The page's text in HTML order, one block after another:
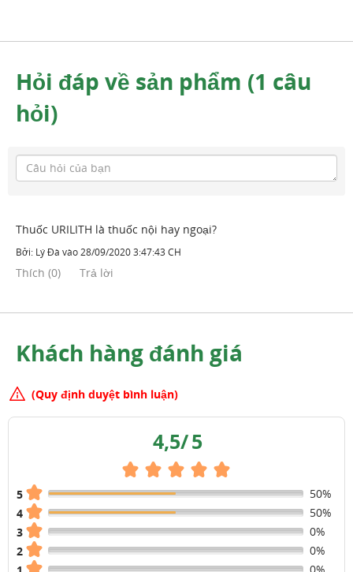
Hỏi đáp về sản phẩm (1 câu
hỏi)
Thuốc URILITH là thuốc nội hay ngoại?
Bởi: Lý Đà vào28/09/2020 3:47:43 CH
Thích (0) Trả lời
Khách hàng đánh giá
(Quy định duyệt bình luận)
4,5/5
5
50%
4
50%
3
0%
2
0%
0%